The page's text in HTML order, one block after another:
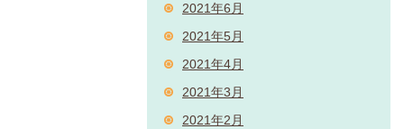
2021年6月
2021年5月
2021年4月
2021年3月
2021年2月